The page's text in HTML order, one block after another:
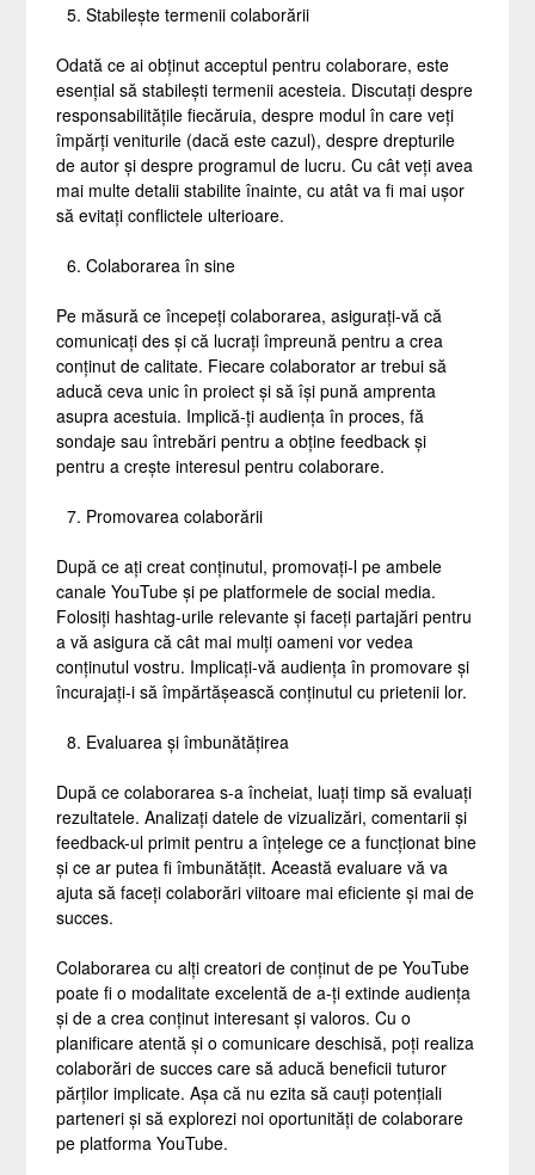
Stabilește termenii colaborării
Odată ce ai obținut acceptul pentru colaborare, este
esențial să stabilești termenii acesteia. Discutați despre
responsabilitățile fiecăruia, despre modul în care veți
împărți veniturile (dacă este cazul), despre drepturile
de autor și despre programul de lucru. Cu cât veți avea
mai multe detalii stabilite înainte, cu atât va fi mai ușor
să evitați conflictele ulterioare.
Colaborarea în sine
Pe măsură ce începeți colaborarea, asigurați-vă că
comunicați des și că lucrați împreună pentru a crea
conținut de calitate. Fiecare colaborator ar trebui să
aducă ceva unic în proiect și să își pună amprenta
asupra acestuia. Implică-ți audiența în proces, fă
sondaje sau întrebări pentru a obține feedback și
pentru a crește interesul pentru colaborare.
Promovarea colaborării
După ce ați creat conținutul, promovați-l pe ambele
canale YouTube și pe platformele de social media.
Folosiți hashtag-urile relevante și faceți partajări pentru
a vă asigura că cât mai mulți oameni vor vedea
conținutul vostru. Implicați-vă audiența în promovare și
încurajați-i să împărtășească conținutul cu prietenii lor.
Evaluarea și îmbunătățirea
După ce colaborarea s-a încheiat, luați timp să evaluați
rezultatele. Analizați datele de vizualizări, comentarii și
feedback-ul primit pentru a înțelege ce a funcționat bine
și ce ar putea fi îmbunătățit. Această evaluare vă va
ajuta să faceți colaborări viitoare mai eficiente și mai de
succes.
Colaborarea cu alți creatori de conținut de pe YouTube
poate fi o modalitate excelentă de a-ți extinde audiența
și de a crea conținut interesant și valoros. Cu o
planificare atentă și o comunicare deschisă, poți realiza
colaborări de succes care să aducă beneficii tuturor
părților implicate. Așa că nu ezita să cauți potențiali
parteneri și să explorezi noi oportunități de colaborare
pe platforma YouTube.